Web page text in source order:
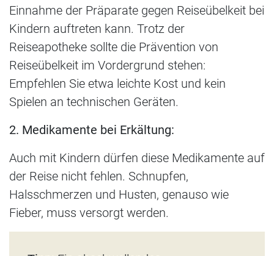
Einnahme der Präparate gegen Reiseübelkeit bei
Kindern auftreten kann. Trotz der
Reiseapotheke sollte die Prävention von
Reiseübelkeit im Vordergrund stehen:
Empfehlen Sie etwa leichte Kost und kein
Spielen an technischen Geräten.
2. Medikamente bei Erkältung:
Auch mit Kindern dürfen diese Medikamente auf
der Reise nicht fehlen. Schnupfen,
Halsschmerzen und Husten, genauso wie
Fieber, muss versorgt werden.